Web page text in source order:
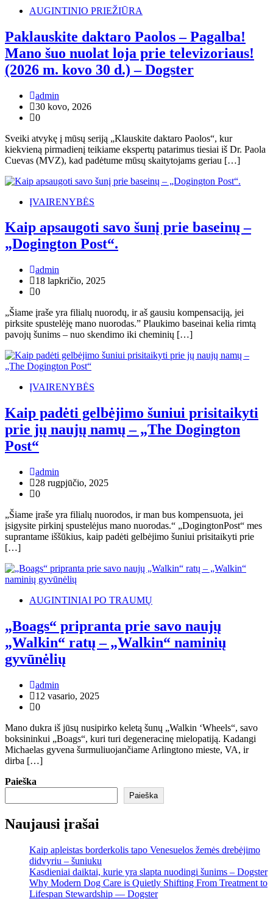
AUGINTINIO PRIEŽIŪRA
Paklauskite daktaro Paolos – Pagalba!
Mano šuo nuolat loja prie televizoriaus!
(2026 m. kovo 30 d.) – Dogster
admin
30 kovo, 2026
0
Sveiki atvykę į mūsų seriją „Klauskite daktaro Paolos“, kur
kiekvieną pirmadienį teikiame ekspertų patarimus tiesiai iš Dr. Paola
Cuevas (MVZ), kad padėtume mūsų skaitytojams geriau […]
ĮVAIRENYBĖS
Kaip apsaugoti savo šunį prie baseinų –
„Dogington Post“.
admin
18 lapkričio, 2025
0
„Šiame įraše yra filialų nuorodų, ir aš gausiu kompensaciją, jei
pirksite spustelėję mano nuorodas.” Plaukimo baseinai kelia rimtą
pavojų šunims – nuo ​​skendimo iki cheminių […]
ĮVAIRENYBĖS
Kaip padėti gelbėjimo šuniui prisitaikyti
prie jų naujų namų – „The Dogington
Post“
admin
28 rugpjūčio, 2025
0
„Šiame įraše yra filialų nuorodos, ir man bus kompensuota, jei
įsigysite pirkinį spustelėjus mano nuorodas.“ „DogingtonPost“ mes
suprantame iššūkius, kaip padėti gelbėjimo šuniui prisitaikyti prie
[…]
AUGINTINIAI PO TRAUMŲ
„Boags“ pripranta prie savo naujų
„Walkin“ ratų – „Walkin“ naminių
gyvūnėlių
admin
12 vasario, 2025
0
Mano dukra iš jūsų nusipirko keletą šunų „Walkin ‘Wheels“, savo
boksininkui „Boags“, kuri turi degeneracinę mielopatiją. Kadangi
Michaelas gyvena šurmuliuojančiame Arlingtono mieste, VA, ir
dirba […]
Paieška
Paieška
Naujausi įrašai
Kaip apleistas borderkolis tapo Venesuelos žemės drebėjimo
didvyriu – šuniuku
Kasdieniai daiktai, kurie yra slapta nuodingi šunims – Dogster
Why Modern Dog Care is Quietly Shifting From Treatment to
Lifespan Stewardship — Dogster